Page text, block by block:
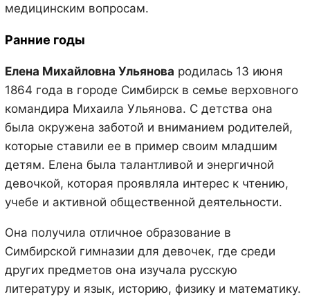
медицинским вопросам.
Ранние годы
Елена Михайловна Ульянова родилась 13 июня
1864 года в городе Симбирск в семье верховного
командира Михаила Ульянова. С детства она
была окружена заботой и вниманием родителей,
которые ставили ее в пример своим младшим
детям. Елена была талантливой и энергичной
девочкой, которая проявляла интерес к чтению,
учебе и активной общественной деятельности.
Она получила отличное образование в
Симбирской гимназии для девочек, где среди
других предметов она изучала русскую
литературу и язык, историю, физику и математику.